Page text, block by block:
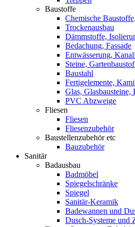
Baustoffe
Chemische
Trockenausbau
Dämmstoffe,
Bedachung, Fassade
Entwässerung,
Steine,
Baustahl
Fertigelemente,
Glas, Glasbausteine,
PVC Abzweige
Fliesen
Fliesen
Fliesenzubehör
Baustellenzubehör etc
Bauzubehör
Sanitär
Badausbau
Badmöbel
Spiegelschränke
Spiegel
Sanitär-Keramik
Badewannen und
Dusch-Systeme und